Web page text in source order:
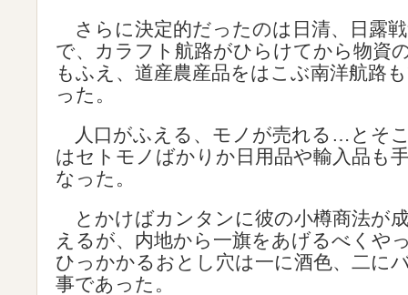
さらに決定的だったのは日清、日露
で、カラフト航路がひらけてから物資
もふえ、道産農産品をはこぶ南洋航路
った。
人口がふえる、モノが売れる…とそ
はセトモノばかりか日用品や輸入品も
なった。
とかけばカンタンに彼の小樽商法が
えるが、内地から一旗をあげるべくや
ひっかかるおとし穴は一に酒色、二に
事であった。